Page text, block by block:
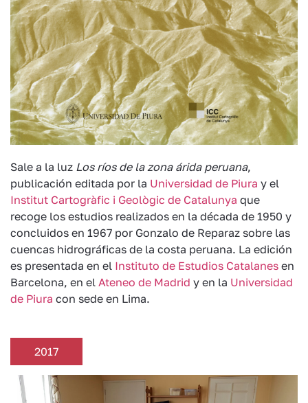
Sale a la luz Los ríos de la zona árida peruana,
publicación editada por la Universidad de Piura y el
Institut Cartogràfic i Geològic de Catalunya que
recoge los estudios realizados en la década de 1950 y
concluidos en 1967 por Gonzalo de Reparaz sobre las
cuencas hidrográficas de la costa peruana. La edición
es presentada en el Instituto de Estudios Catalanes en
Barcelona, en el Ateneo de Madrid y en la Universidad
de Piura con sede en Lima.
2017